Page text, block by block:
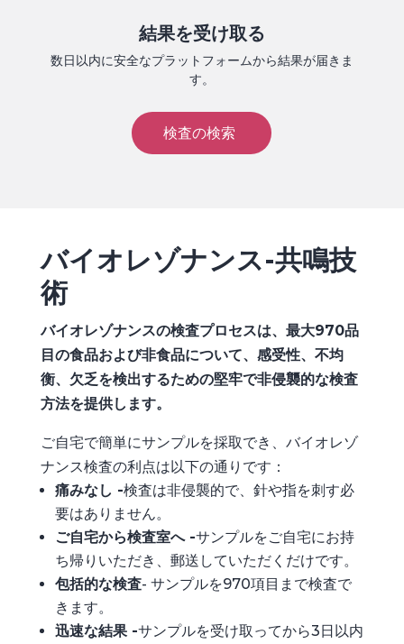
結果を受け取る
数日以内に安全なプラットフォームから結果が届きま
す。
検査の検索
バイオレゾナンス-共鳴技
術
バイオレゾナンスの検査プロセスは、最大970品
目の食品および非食品について、感受性、不均
衡、欠乏を検出するための堅牢で非侵襲的な検査
方法を提供します。
ご自宅で簡単にサンプルを採取でき、バイオレゾ
ナンス検査の利点は以下の通りです：
痛みなし -検査は非侵襲的で、針や指を刺す必
要はありません。
ご自宅から検査室へ -サンプルをご自宅にお持
ち帰りいただき、郵送していただくだけです。
包括的な検査- サンプルを970項目まで検査で
きます。
迅速な結果 -サンプルを受け取ってから3日以内